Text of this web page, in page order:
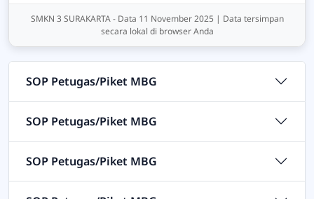
SMKN 3 SURAKARTA - Data 11 November 2025 | Data tersimpan
secara lokal di browser Anda
SOP Petugas/Piket MBG
SOP Petugas/Piket MBG
SOP Petugas/Piket MBG